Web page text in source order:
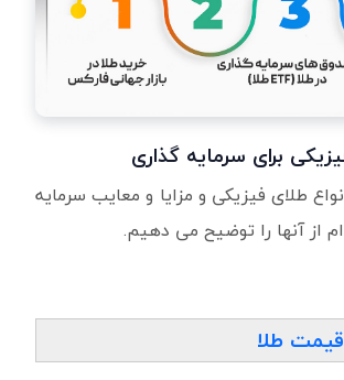
برای سرمایه گذاری
طلای فیزیکی و مزایا و معایب سرمایه
از آنها را توضیح می دهیم.
طلا